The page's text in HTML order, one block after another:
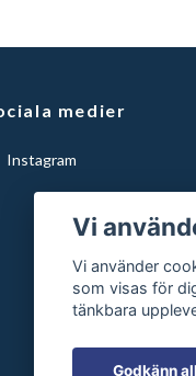
medier
Instagram
Vi
Vi använder
som visas för
tänkbara
Godkänn